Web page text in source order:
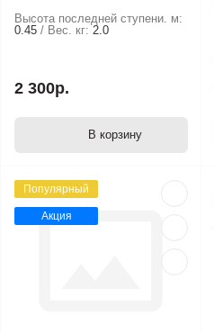
Высота последней ступени. м:
0.45
Вес. кг: 2.0
2 300р.
В корзину
Популярный
Акция